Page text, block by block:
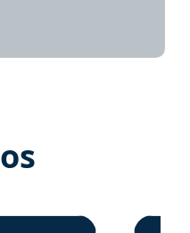
o Aprova Concursos